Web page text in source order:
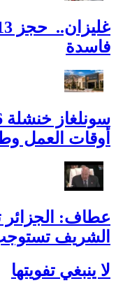
فاسدة
أوقات العمل
عطاف: الجزائر
الشريف
لا ينبغي تفويتها